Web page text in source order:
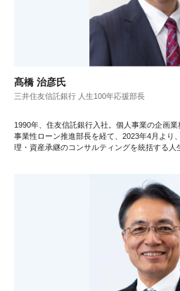
髙橋 治彦氏
三井住友信託銀行 人生100年応援部長
1990年、住友信託銀行入社。個人事業の企画業
事業性ローン推進部長を経て、2023年4月より
理・資産承継のコンサルティングを統括する人